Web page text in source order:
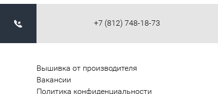
+7 (812) 748-18-73
Вышивка от производителя
Вакансии
Политика конфиденциальности